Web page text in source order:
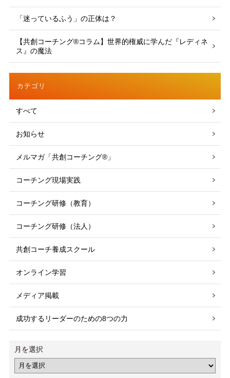
「迷っているふう」の正体は？
【共創コーチング®︎コラム】世界的権威に学んだ『レディネ
ス』の魔法
カテゴリ
すべて
お知らせ
メルマガ「共創コーチング®」
コーチング現場実践
コーチング研修（教育）
コーチング研修（法人）
共創コーチ養成スクール
オンライン学習
メディア掲載
成功するリーダーのための8つの力
月を選択